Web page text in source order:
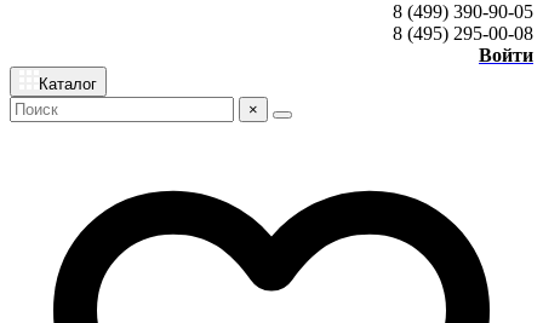
8 (499) 390-90-05
8 (495) 295-00-08
Войти
Каталог
×